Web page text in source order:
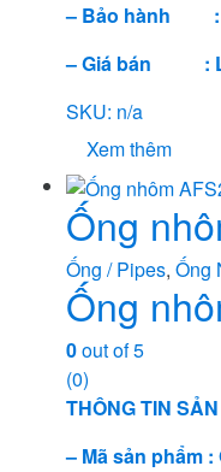
– Bảo hành :
– Giá bán :
SKU: n/a
Xem thêm
Ống
Ống / Pipes, Ống
Ống
0out of 5
(0)
THÔNG TIN
– Mã sản phẩm